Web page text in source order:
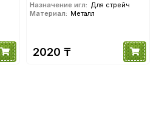
Назначение игл: Для стрейч
Материал: Металл
2020 ₸